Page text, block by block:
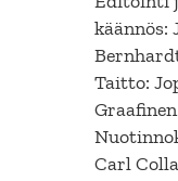
käännös:
Taitto:
Carl